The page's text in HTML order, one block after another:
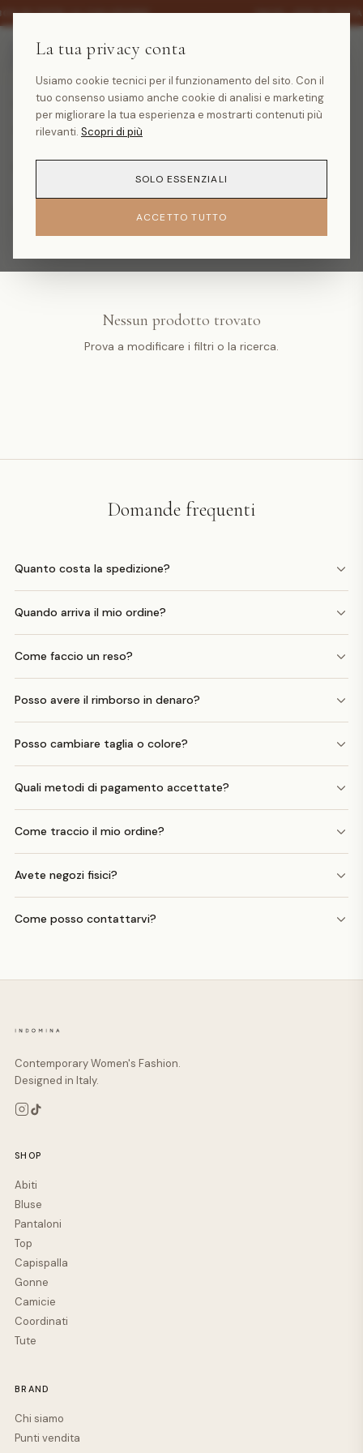
SU TUTTA LA COLLEZIONE · SALDI -30% SU
HOME / COLLEZIONI
Tutti i prodotti
Nessun prodotto trovato
Prova a modificare i filtri o la ricerca.
Domande frequenti
Quanto costa la spedizione?
Quando arriva il mio ordine?
Come faccio un reso?
Posso avere il rimborso in denaro?
Posso cambiare taglia o colore?
Quali metodi di pagamento accettate?
Come traccio il mio ordine?
Avete negozi fisici?
Come posso contattarvi?
Contemporary Women's Fashion.
Designed in Italy.
SHOP
Abiti
Bluse
Pantaloni
Top
Capispalla
Gonne
Camicie
Coordinati
Tute
BRAND
Chi siamo
Punti vendita
La tua privacy conta
Usiamo cookie tecnici per il funzionamento del sito. Con il
tuo consenso usiamo anche cookie di analisi e marketing
per migliorare la tua esperienza e mostrarti contenuti più
rilevanti. Scopri di più
SOLO ESSENZIALI
ACCETTO TUTTO